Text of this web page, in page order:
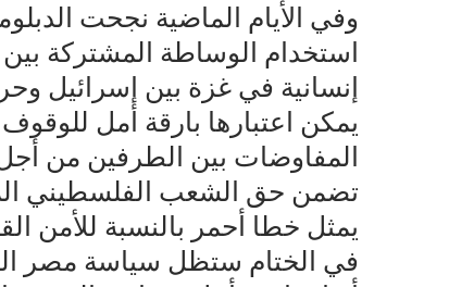
وفي الأيام الماضية نجحت
استخدام الوساطة المشتركة بين
يمكن اعتبارها بارقة أمل
المفاوضات بين الطرفين من
تضمن حق الشعب الفلسطيني
يمثل خطا أحمر بالنسبة للأمن
في الختام ستظل سياسة مصر